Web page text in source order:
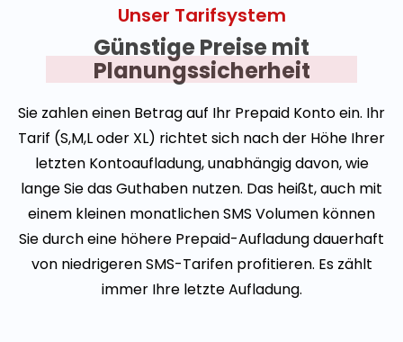
Unser Tarifsystem
Günstige Preise mit
Planungssicherheit
Sie zahlen einen Betrag auf Ihr Prepaid Konto ein. Ihr
Tarif (S,M,L oder XL) richtet sich nach der Höhe Ihrer
letzten Kontoaufladung, unabhängig davon, wie
lange Sie das Guthaben nutzen. Das heißt, auch mit
einem kleinen monatlichen SMS Volumen können
Sie durch eine höhere Prepaid-Aufladung dauerhaft
von niedrigeren SMS-Tarifen profitieren. Es zählt
immer Ihre letzte Aufladung.